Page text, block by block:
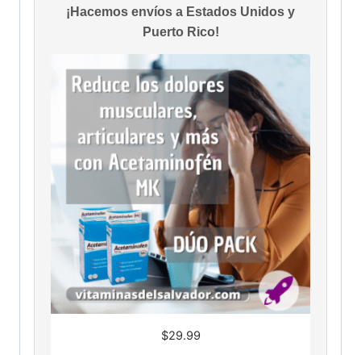
¡Hacemos envíos a Estados Unidos y
Puerto Rico!
$29.99